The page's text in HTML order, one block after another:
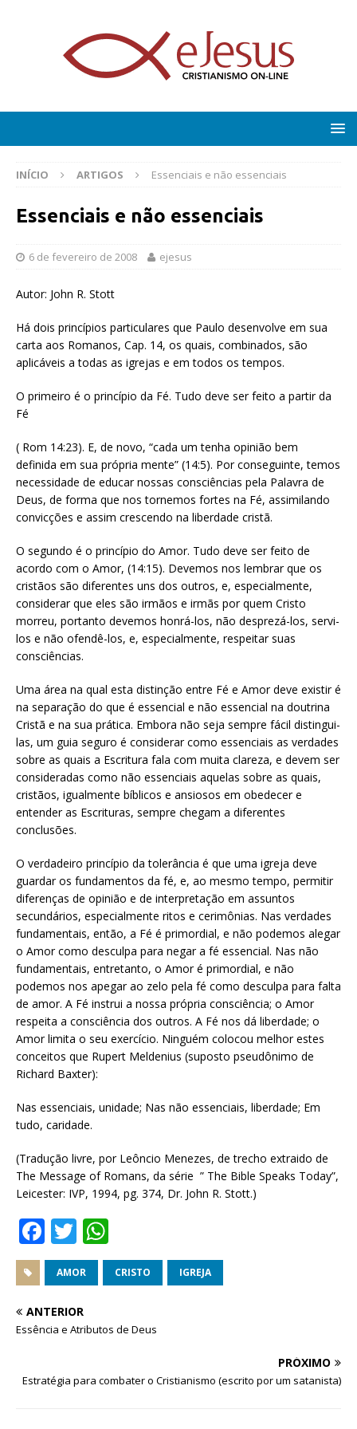
INÍCIO ARTIGOS Essenciais e não essenciais
Essenciais e não essenciais
6 de fevereiro de 2008 ejesus
Autor: John R. Stott
Há dois princípios particulares que Paulo desenvolve em sua
carta aos Romanos, Cap. 14, os quais, combinados, são
aplicáveis a todas as igrejas e em todos os tempos.
O primeiro é o princípio da Fé. Tudo deve ser feito a partir da
Fé
( Rom 14:23). E, de novo, “cada um tenha opinião bem
definida em sua própria mente” (14:5). Por conseguinte, temos
necessidade de educar nossas consciências pela Palavra de
Deus, de forma que nos tornemos fortes na Fé, assimilando
convicções e assim crescendo na liberdade cristã.
O segundo é o princípio do Amor. Tudo deve ser feito de
acordo com o Amor, (14:15). Devemos nos lembrar que os
cristãos são diferentes uns dos outros, e, especialmente,
considerar que eles são irmãos e irmãs por quem Cristo
morreu, portanto devemos honrá-los, não desprezá-los, servi-
los e não ofendê-los, e, especialmente, respeitar suas
consciências.
Uma área na qual esta distinção entre Fé e Amor deve existir é
na separação do que é essencial e não essencial na doutrina
Cristã e na sua prática. Embora não seja sempre fácil distingui-
las, um guia seguro é considerar como essenciais as verdades
sobre as quais a Escritura fala com muita clareza, e devem ser
consideradas como não essenciais aquelas sobre as quais,
cristãos, igualmente bíblicos e ansiosos em obedecer e
entender as Escrituras, sempre chegam a diferentes
conclusões.
O verdadeiro princípio da tolerância é que uma igreja deve
guardar os fundamentos da fé, e, ao mesmo tempo, permitir
diferenças de opinião e de interpretação em assuntos
secundários, especialmente ritos e cerimônias. Nas verdades
fundamentais, então, a Fé é primordial, e não podemos alegar
o Amor como desculpa para negar a fé essencial. Nas não
fundamentais, entretanto, o Amor é primordial, e não
podemos nos apegar ao zelo pela fé como desculpa para falta
de amor. A Fé instrui a nossa própria consciência; o Amor
respeita a consciência dos outros. A Fé nos dá liberdade; o
Amor limita o seu exercício. Ninguém colocou melhor estes
conceitos que Rupert Meldenius (suposto pseudônimo de
Richard Baxter):
Nas essenciais, unidade; Nas não essenciais, liberdade; Em
tudo, caridade.
(Tradução livre, por Leôncio Menezes, de trecho extraido de
The Message of Romans, da série ” The Bible Speaks Today”,
Leicester: IVP, 1994, pg. 374, Dr. John R. Stott.)
F
a
c
e
b
o
T
w
it
te
r
h
at
A
p
AMOR CRISTO IGREJA
ANTERIOR
Essência e Atributos de Deus
PRÓXIMO
Estratégia para combater o Cristianismo (escrito por um satanista)